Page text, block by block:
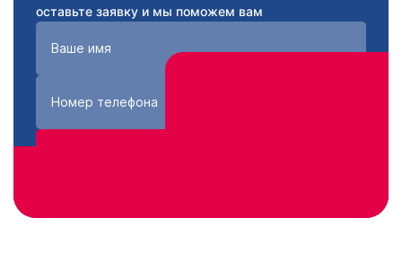
оставьте заявку и мы поможем вам